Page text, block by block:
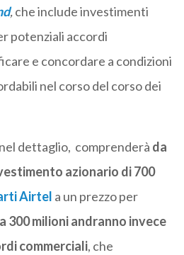
,che include investimenti
potenziali accordi
e concordare a condizioni
nel corso del corso dei
dettaglio, comprenderà da
azionario di 700
Airtel a un prezzo per
300 milioni andranno invece
commerciali, che